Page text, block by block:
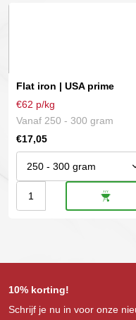
Flat iron | USA prime
€62 p/kg
Vanaf 250 - 300 gram
€17,05
Flat
iron
variaties.
Deze
optie
gekozen
worden
op
productpagina
10% korting!
Schrijf je nu in voor onze